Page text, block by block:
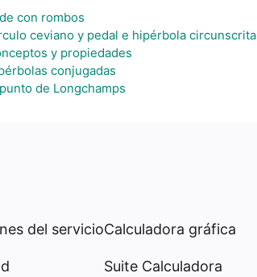
con rombos
ceviano y pedal e hipérbola circunscrita
y propiedades
conjugadas
de Longchamps
del servicioCalculadora gráfica
Suite Calculadora